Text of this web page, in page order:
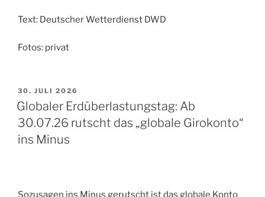
Text: Deutscher Wetterdienst DWD
Fotos: privat
VERÖFFENTLICHT
AM
30. JULI 2026
Globaler Erdüberlastungstag: Ab
30.07.26 rutscht das „globale Girokonto“
ins Minus
Sozusagen ins Minus gerutscht ist das globale Konto